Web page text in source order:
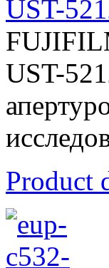
UST-
UST-
Product